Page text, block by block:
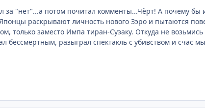
за "нет"...а потом почитал комменты...Чёрт! А почему бы
раскрывают личность нового Зэро и пытаются
только заместо Импа тиран-Сузаку. Откуда не
бессмертным, разыграл спектакль с убивством и счас